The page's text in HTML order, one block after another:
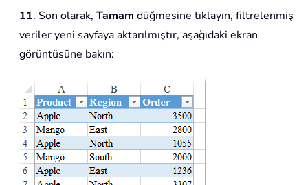
11. Son olarak, Tamam düğmesine tıklayın, filtrelenmiş
veriler yeni sayfaya aktarılmıştır, aşağıdaki ekran
görüntüsüne bakın: